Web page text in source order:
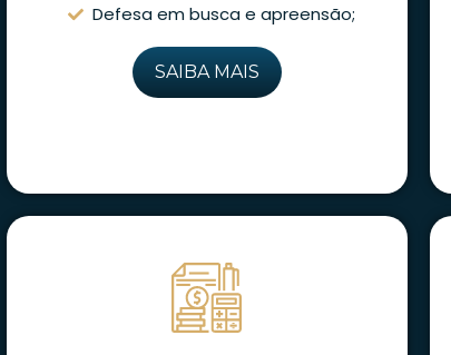
Defesa em busca e apreensão;
SAIBA MAIS